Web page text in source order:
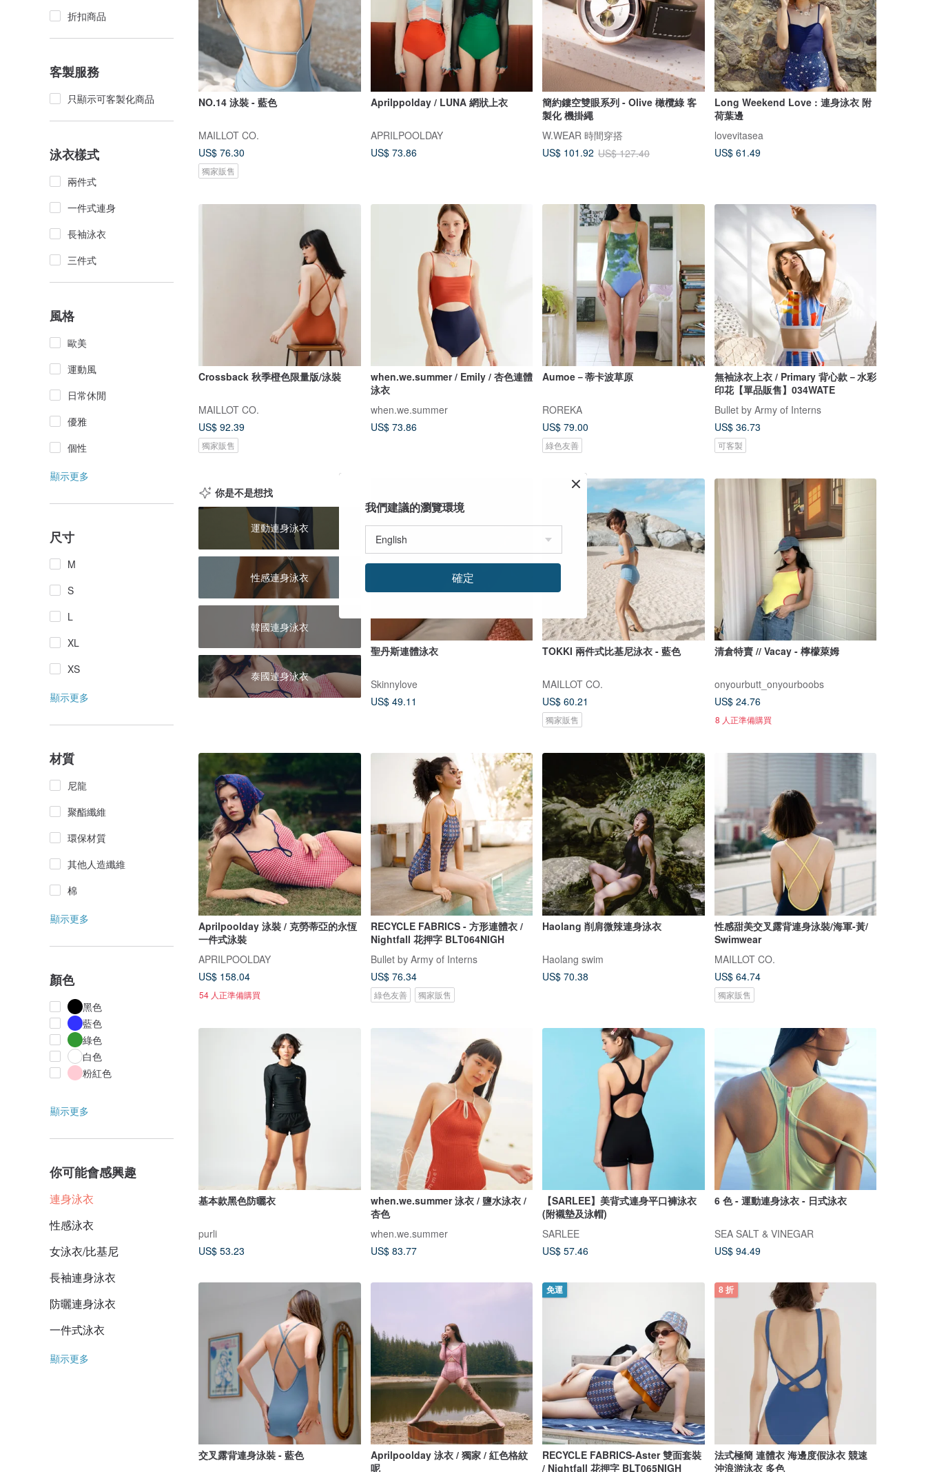
折扣商品
客製服務
只顯示可客製化商品
泳衣樣式
兩件式
一件式連身
長袖泳衣
三件式
風格
歐美
運動風
日常休閒
優雅
個性
顯示更多
尺寸
M
S
L
XL
XS
顯示更多
材質
尼龍
聚酯纖維
環保材質
其他人造纖維
棉
顯示更多
顏色
黑色
藍色
綠色
白色
粉紅色
顯示更多
你可能會感興趣
連身泳衣
性感泳衣
女泳衣/比基尼
長袖連身泳衣
防曬連身泳衣
一件式泳衣
顯示更多
NO.14 泳裝 - 藍色
MAILLOT CO.
US$ 76.30
獨家販售
Aprilppolday / LUNA 網狀上衣
APRILPOOLDAY
US$ 73.86
簡約鏤空雙眼系列 - Olive 橄欖綠 客
製化 機掛繩
W.WEAR 時間穿搭
US$ 101.92 US$ 127.40
Long Weekend Love : 連身泳衣 附
荷葉邊
lovevitasea
US$ 61.49
Crossback 秋季橙色限量版/泳裝
MAILLOT CO.
US$ 92.39
獨家販售
when.we.summer / Emily / 杏色連體
泳衣
when.we.summer
US$ 73.86
Aumoe－蒂卡波草原
ROREKA
US$ 79.00
綠色友善
無袖泳衣上衣 / Primary 背心款－水彩
印花【單品販售】034WATE
Bullet by Army of Interns
US$ 36.73
可客製
你是不是想找
運動連身泳衣
性感連身泳衣
韓國連身泳衣
泰國連身泳衣
聖丹斯連體泳衣
Skinnylove
US$ 49.11
TOKKI 兩件式比基尼泳衣 - 藍色
MAILLOT CO.
US$ 60.21
獨家販售
清倉特賣 // Vacay - 檸檬萊姆
onyourbutt_onyourboobs
US$ 24.76
8 人正準備購買
Aprilpoolday 泳裝 / 克勞蒂亞的永恆
一件式泳裝
APRILPOOLDAY
US$ 158.04
54 人正準備購買
RECYCLE FABRICS - 方形連體衣 /
Nightfall 花押字 BLT064NIGH
Bullet by Army of Interns
US$ 76.34
綠色友善 獨家販售
Haolang 削肩微辣連身泳衣
Haolang swim
US$ 70.38
性感甜美交叉露背連身泳裝/海軍-黃/
Swimwear
MAILLOT CO.
US$ 64.74
獨家販售
基本款黑色防曬衣
purli
US$ 53.23
when.we.summer 泳衣 / 鹽水泳衣 /
杏色
when.we.summer
US$ 83.77
【SARLEE】美背式連身平口褲泳衣
(附襯墊及泳帽)
SARLEE
US$ 57.46
6 色 - 運動連身泳衣 - 日式泳衣
SEA SALT & VINEGAR
US$ 94.49
交叉露背連身泳裝 - 藍色
Aprilpoolday 泳衣 / 獨家 / 紅色格紋
呢
免運
RECYCLE FABRICS-Aster 雙面套裝
/ Nightfall 花押字 BLT065NIGH
8 折
法式極簡 連體衣 海邊度假泳衣 競速
沖浪游泳衣 多色
我們建議的瀏覽環境
確定